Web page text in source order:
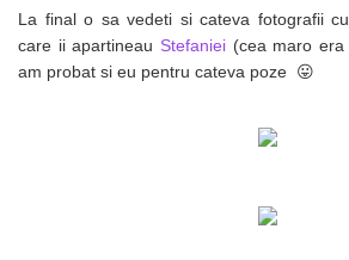
La final o sa vedeti si cateva fotografii
care ii apartineau Stefaniei(cea maro era
am probat si eu pentru cateva poze 😛